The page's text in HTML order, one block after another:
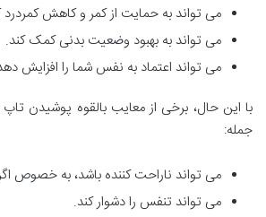
می تواند به حمایت از کمر و کاهش
می تواند به بهبود وضعیت بدنی کمک کند.
می تواند اعتماد به نفس شما را افزایش
با این حال، برخی از معایب بالقوه پوشیدن تاپ
جمله:
می تواند ناراحت کننده باشد، به خصوص
می تواند تنفس را دشوار کند.